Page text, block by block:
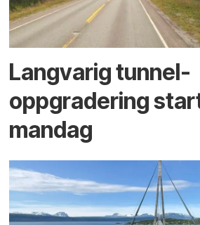
Langvarig tunnel­
oppgradering
mandag